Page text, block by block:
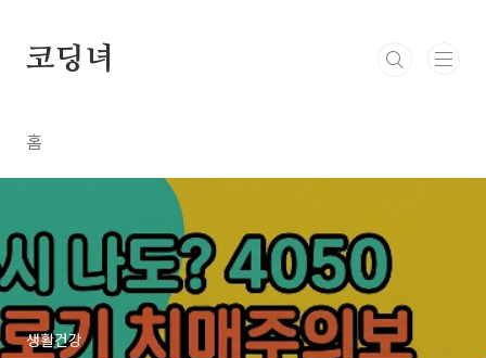
코딩녀
홈
생활건강